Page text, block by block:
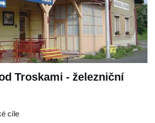
Troskami - železniční
cíle